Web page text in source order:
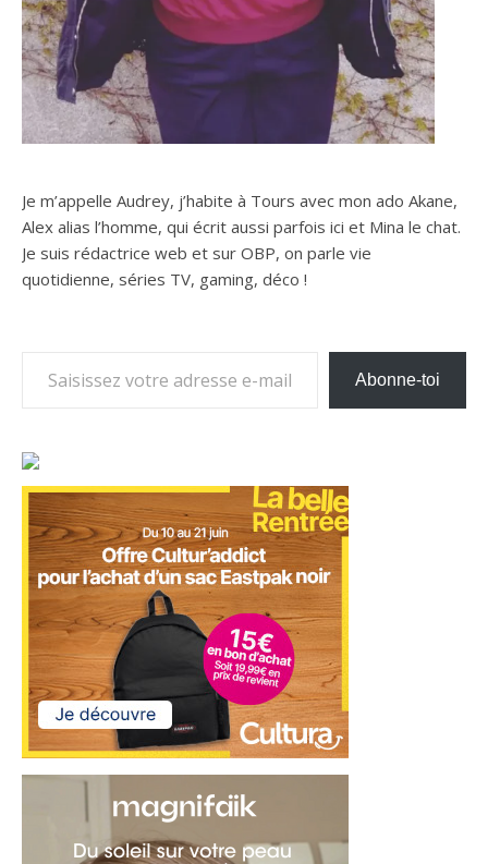
Je m’appelle Audrey, j’habite à Tours avec mon ado Akane,
Alex alias l’homme, qui écrit aussi parfois ici et Mina le chat.
Je suis rédactrice web et sur OBP, on parle vie
quotidienne, séries TV, gaming, déco !
Abonne-toi